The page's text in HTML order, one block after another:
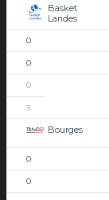
Basket
Landes
0
0
0
3
Bourges
0
0